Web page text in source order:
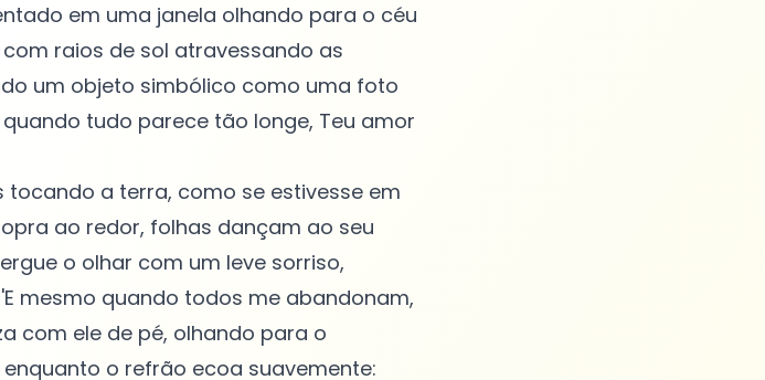
em uma janela olhando para o céu
raios de sol atravessando as
um objeto simbólico como uma foto
tudo parece tão longe, Teu amor
tocando a terra, como se estivesse em
ao redor, folhas dançam ao seu
o olhar com um leve sorriso,
mesmo quando todos me abandonam,
com ele de pé, olhando para o
o refrão ecoa suavemente: